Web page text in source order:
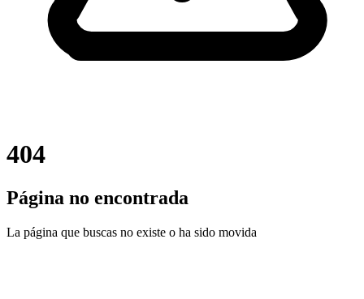
404
Página no encontrada
La página que buscas no existe o ha sido movida